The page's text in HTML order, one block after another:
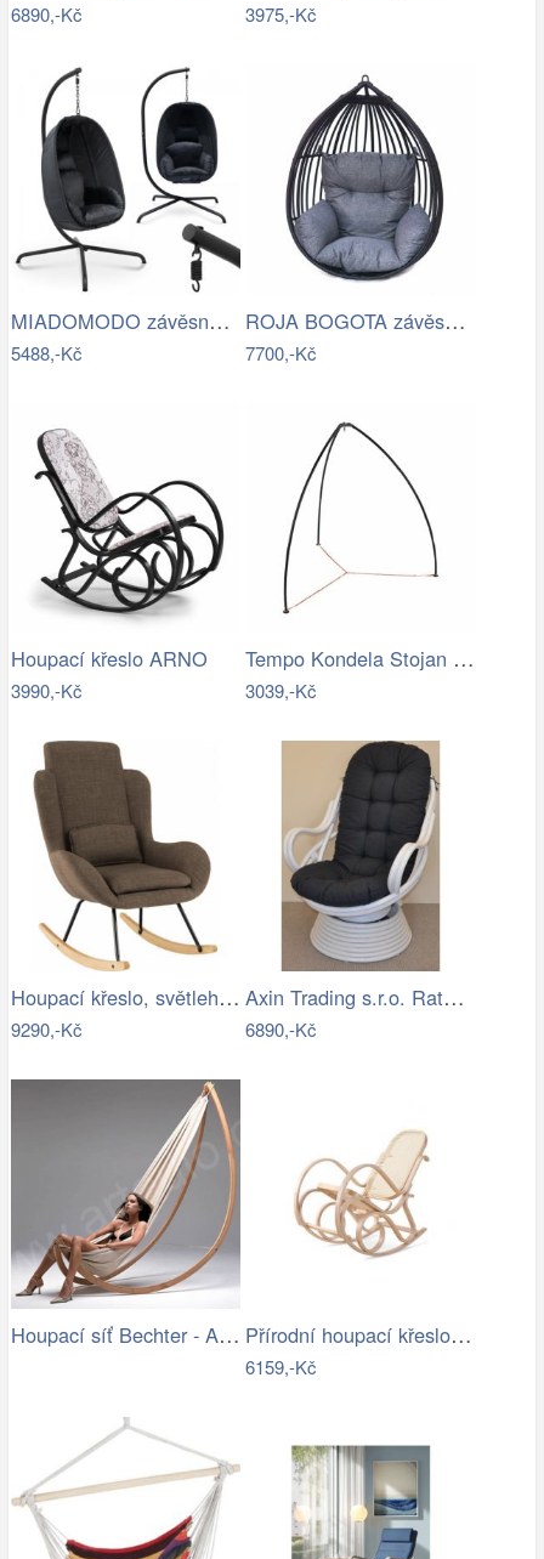
6890,-Kč 3975,-Kč
MIADOMODO závěsné houpací křeslo…
5488,-Kč
ROJA BOGOTA závěsné křeslo - bez…
7700,-Kč
Houpací křeslo ARNO
3990,-Kč
Tempo Kondela Stojan pro závěsné křeslo…
3039,-Kč
Houpací křeslo, světlehnědá látka /…
9290,-Kč
Axin Trading s.r.o. Ratanové houpací…
6890,-Kč
Houpací síť Bechter - Artedio.cz Přírodní houpací křeslo s výpletem - AT
6159,-Kč